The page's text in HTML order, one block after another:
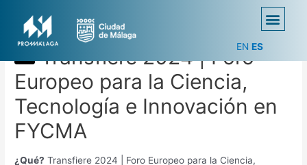
EN ES
Transfiere 2024 | Foro
Europeo para la Ciencia,
Tecnología e Innovación en
FYCMA
¿Qué? Transfiere 2024 | Foro Europeo para la Ciencia,